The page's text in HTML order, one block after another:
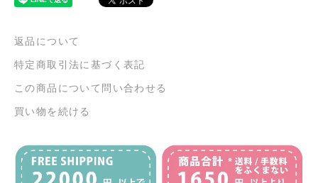
返品について
特定商取引法に基づく表記
この商品について問い合わせる
買い物を続ける